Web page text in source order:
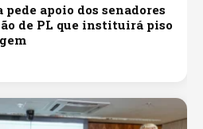
pede apoio dos senadores
de PL que instituirá piso